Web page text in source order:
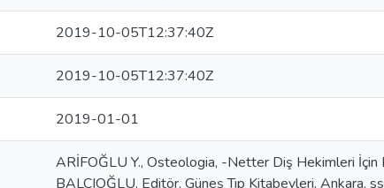
2019-10-05T12:37:40Z
2019-10-05T12:37:40Z
2019-01-01
ARİFOĞLU Y., Osteologia, -Netter Diş Hekimleri
BALCIOĞLU, Editör, Güneş Tıp Kitabevleri, Ankara,